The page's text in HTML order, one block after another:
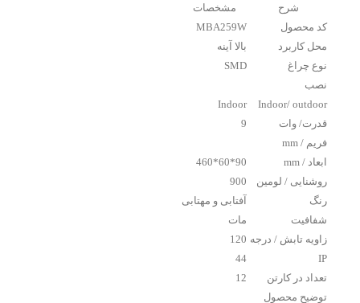
شرح
مشخصات
کد محصول
MBA259W
محل کاربرد
بالا آینه
نوع چراغ
SMD
نصب
Indoor/ outdoor
Indoor
قدرت/ وات
9
فریم / mm
ابعاد / mm
90*60*460
روشنایی / لومین
900
رنگ
آفتابی و مهتابی
شفافیت
مات
زاویه تابش / درجه 120
IP
44
تعداد در کارتن
12
توضیح محصول